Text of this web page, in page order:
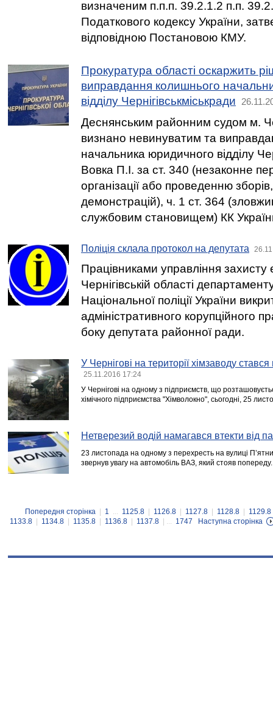
визначеним п.п.п. 39.2.1.2 п.п.
Податкового кодексу України,
відповідною Постановою КМУ.
Прокуратура області оскаржить
виправдання колишнього
відділу Чернігівськміськради
Деснянським районним судом м.
визнано невинуватим та
начальника юридичного відділу
Вовка П.І. за ст. 340 (незаконне
організації або проведенню зборів,
демонстрацій), ч. 1 ст. 364
службовим становищем) КК
Поліція склала протокол на депутата
Працівниками управління захисту
Чернігівській області
Національної поліції України
адміністративного корупційного
боку депутата районної ради.
У Чернігові на території хімзаводу
25.11.2016 17:24
У Чернігові на одному з підприємств, що
хімічного підприємства "Хімволокно", сьогодні, 25
Нетверезий водій намагався втекти від
23 листопада на одному з перехресть на вулиці
звернув увагу на автомобіль ВАЗ, який стояв попереду.
Попередня сторінка 1 ... 1125.8 1126.8 1127.8 1128.8
1129.8
1133.8
1134.8 1135.8 1136.8 1137.8 | ... 1747 Наступна сторінка